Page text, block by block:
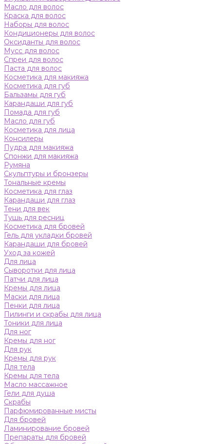
Масло для волос
Краска для волос
Наборы для волос
Кондиционеры для волос
Оксиданты для волос
Мусс для волос
Спреи для волос
Паста для волос
Косметика для макияжа
Косметика для губ
Бальзамы для губ
Карандаши для губ
Помада для губ
Масло для губ
Косметика для лица
Консилеры
Пудра для макияжа
Спонжи для макияжа
Румяна
Скульптуры и бронзеры
Тональные кремы
Косметика для глаз
Карандаши для глаз
Тени для век
Тушь для ресниц
Косметика для бровей
Гель для укладки бровей
Карандаши для бровей
Уход за кожей
Для лица
Сыворотки для лица
Патчи для лица
Кремы для лица
Маски для лица
Пенки для лица
Пилинги и скрабы для лица
Тоники для лица
Для ног
Кремы для ног
Для рук
Кремы для рук
Для тела
Кремы для тела
Масло массажное
Гели для душа
Скрабы
Парфюмированные мисты
Для бровей
Ламинирование бровей
Препараты для бровей